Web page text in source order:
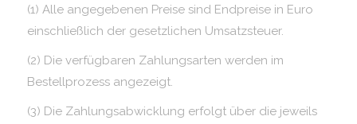
(1) Alle angegebenen Preise sind Endpreise in Euro
einschließlich der gesetzlichen Umsatzsteuer.
(2) Die verfügbaren Zahlungsarten werden im
Bestellprozess angezeigt.
(3) Die Zahlungsabwicklung erfolgt über die jeweils